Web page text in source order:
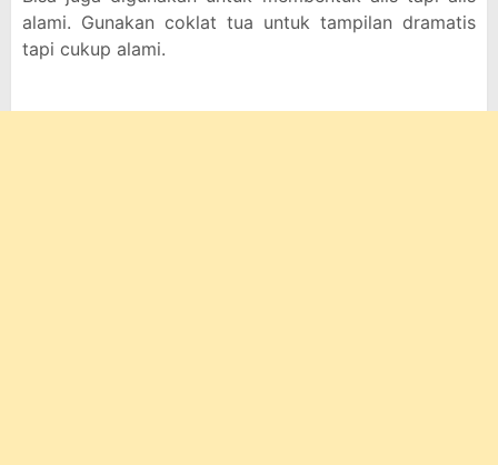
alami. Gunakan coklat tua untuk tampilan dramatis
tapi cukup alami.